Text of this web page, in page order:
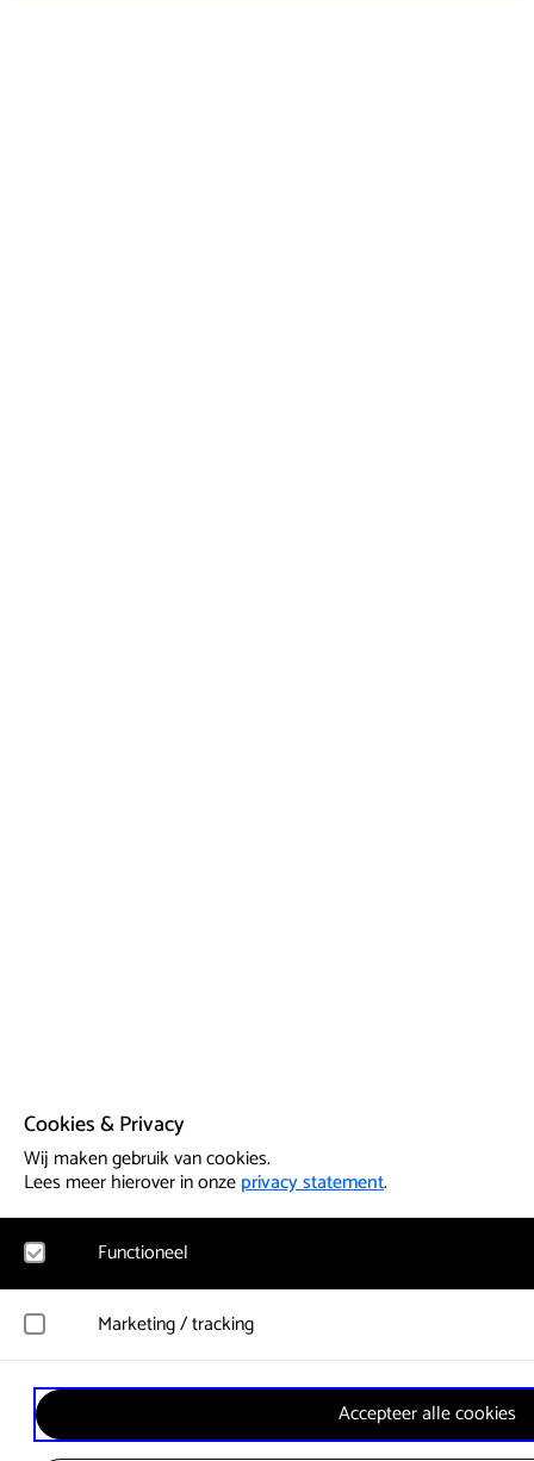
Cookies & Privacy
Wij maken gebruik van cookies.
Lees meer hierover in onzeprivacy statement.
Functioneel
Noodzakelijk
cookies geplaatst. Hierbij worden geen persoonsgegevens
Google Analytics
Marketing / tracking
YouTube
Registreert klikgedrag, bekeken video’s en aangepaste
gebruikersgedrag wordt gebruikt voor advertenties.
Accepteer alle cookies